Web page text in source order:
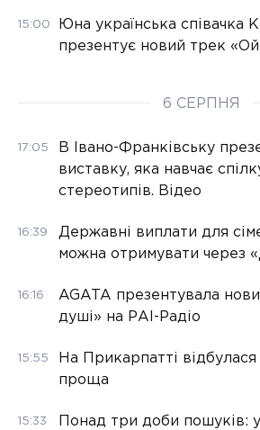
15:00
Юна українська співачка
презентує новий трек «Ой
6 СЕРПНЯ
17:05
В Івано-Франківську
виставку, яка навчає
стереотипів. Відео
16:39
Державні виплати для
можна отримувати через
16:16
AGATA презентувала
душі» на РАІ-Радіо
15:55
На Прикарпатті
проща
15:33
Понад три доби пошуків: